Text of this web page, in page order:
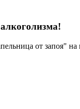
от запоя"